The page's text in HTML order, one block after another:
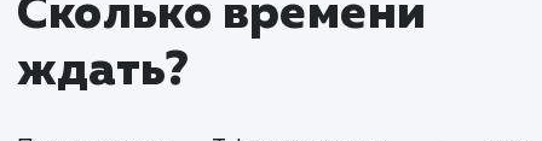
Мы предлагаем комплексный подход к
продвижению вашего Telegram-канала, включая
стратегию контента, SEO-оптимизацию,